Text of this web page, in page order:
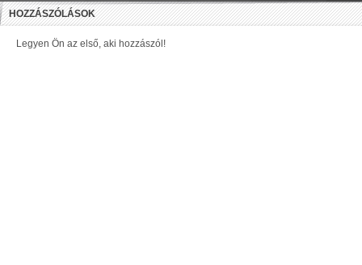
HOZZÁSZÓLÁSOK
Legyen Ön az első, aki hozzászól!